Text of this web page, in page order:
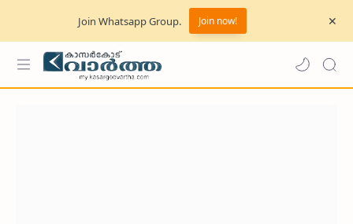
Join Whatsapp Group. Join now!